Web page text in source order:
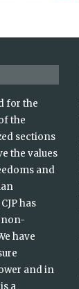
for the
the
sections
the values
and
has
non-
have
and in
a